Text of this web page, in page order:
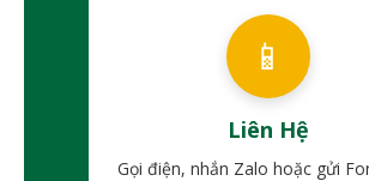
📱
Liên Hệ
Gọi điện, nhắn Zalo hoặc gửi